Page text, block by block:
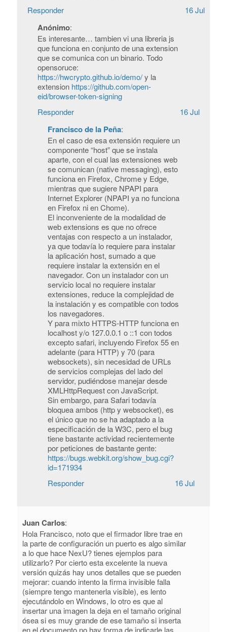
16 Jul
Responder
Anónimo:
Es interesante… tambien vi una libreria js
que funciona en conjunto de una extension
que se comunica con un binario. Todo
opensoruce:
https://hwcrypto.github.io/demo/y la
extension https://github.com/open-
eid/browser-token-signing
16 Jul
Responder
Francisco de la Peña:
En el caso de esa extensión requiere un
componente “host” que se instala
aparte, con el cual las extensiones web
se comunican (native messaging), esto
funciona en Firefox, Chrome y Edge,
mientras que sugiere NPAPI para
Internet Explorer (NPAPI ya no funciona
en Firefox ni en Chome).
El inconveniente de la modalidad de
web extensions es que no ofrece
ventajas con respecto a un instalador,
ya que todavía lo requiere para instalar
la aplicación host, sumado a que
requiere instalar la extensión en el
navegador. Con un instalador con un
servicio local no requiere instalar
extensiones, reduce la complejidad de
la instalación y es compatible con todos
los navegadores.
Y para mixto HTTPS-HTTP funciona en
localhost y/o 127.0.0.1 o ::1 con todos
excepto safari, incluyendo Firefox 55 en
adelante (para HTTP) y 70 (para
websockets), sin necesidad de URLs
de servicios complejas del lado del
servidor, pudiéndose manejar desde
XMLHttpRequest con JavaScript.
Sin embargo, para Safari todavía
bloquea ambos (http y websocket), es
el único que no se ha adaptado a la
especificación de la W3C, pero el bug
tiene bastante actividad recientemente
por peticiones de bastante gente:
https://bugs.webkit.org/show_bug.cgi?
id=171934
16 Jul
Responder
Juan Carlos:
Hola Francisco, noto que el firmador libre trae en
la parte de configuración un puerto es algo similar
a lo que hace NexU? tienes ejemplos para
utilizarlo? Por cierto esta excelente la nueva
versión quizás hay unos detalles que se pueden
mejorar: cuando intento la firma invisible falla
(siempre tengo mantenerla visible), es lento
ejecutándolo en Windows, lo otro es que al
insertar una imagen la deja en el tamaño original
ósea si es muy grande de ese tamaño si inserta
en el documento no hay forma de indicarle las